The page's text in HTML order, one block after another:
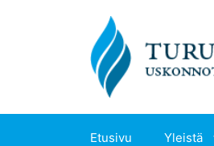
Etusivu Yleistä